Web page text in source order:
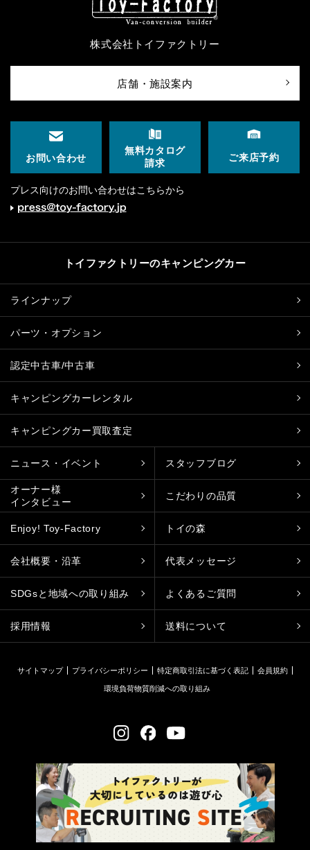
株式会社トイファクトリー
店舗・施設案内
お問い合わせ
無料カタログ
請求
ご来店予約
プレス向けのお問い合わせはこちらから
トイファクトリーのキャンピングカー
ラインナップ
パーツ・オプション
認定中古車/中古車
キャンピングカーレンタル
キャンピングカー買取査定
ニュース・イベント スタッフブログ
オーナー様
インタビュー
こだわりの品質
Enjoy! Toy-Factory トイの森
会社概要・沿革 代表メッセージ
SDGsと地域への取り組み よくあるご質問
採用情報 送料について
サイトマップ プライバシーポリシー 特定商取引法に基づく表記 会員規約
環境負荷物質削減への取り組み